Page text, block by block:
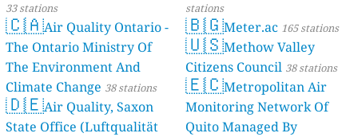
33 stations
🇨🇦Air Quality Ontario -
The Ontario Ministry Of
The Environment And
Climate Change 38 stations
🇩🇪Air Quality, Saxon
State Office (Luftqualität
stations
🇧🇬Meter.ac 165 stations
🇺🇸Methow Valley
Citizens Council 38 stations
🇪🇨Metropolitan Air
Monitoring Network Of
Quito Managed By